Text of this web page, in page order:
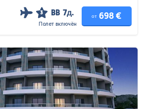
3 BB 7д.
Полет включён
от 698 €